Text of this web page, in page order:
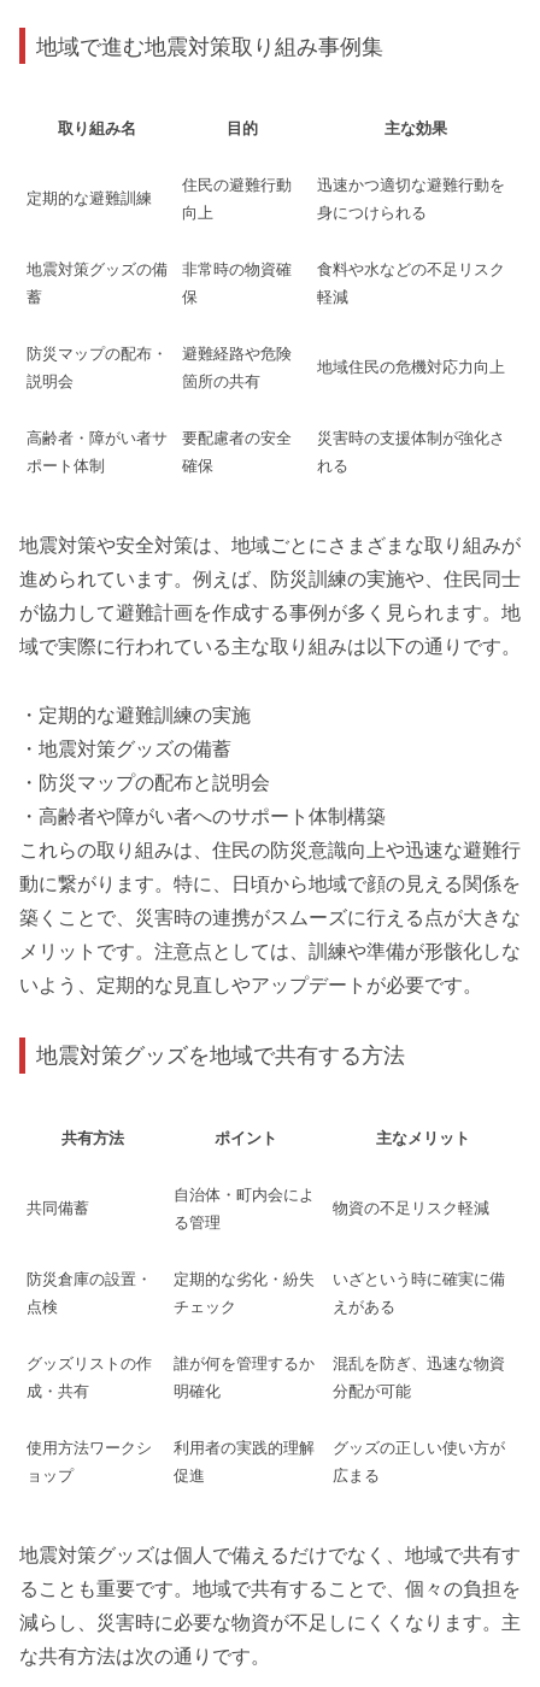
地域で進む地震対策取り組み事例集
取り組み名 目的 主な効果
定期的な避難訓練
住民の避難行動
向上
迅速かつ適切な避難行動を
身につけられる
地震対策グッズの備
蓄
非常時の物資確
保
食料や水などの不足リスク
軽減
防災マップの配布・
説明会
避難経路や危険
箇所の共有
地域住民の危機対応力向上
高齢者・障がい者サ
ポート体制
要配慮者の安全
確保
災害時の支援体制が強化さ
れる
地震対策や安全対策は、地域ごとにさまざまな取り組みが
進められています。例えば、防災訓練の実施や、住民同士
が協力して避難計画を作成する事例が多く見られます。地
域で実際に行われている主な取り組みは以下の通りです。
・定期的な避難訓練の実施
・地震対策グッズの備蓄
・防災マップの配布と説明会
・高齢者や障がい者へのサポート体制構築
これらの取り組みは、住民の防災意識向上や迅速な避難行
動に繋がります。特に、日頃から地域で顔の見える関係を
築くことで、災害時の連携がスムーズに行える点が大きな
メリットです。注意点としては、訓練や準備が形骸化しな
いよう、定期的な見直しやアップデートが必要です。
地震対策グッズを地域で共有する方法
共有方法 ポイント 主なメリット
共同備蓄
自治体・町内会によ
る管理
物資の不足リスク軽減
防災倉庫の設置・
点検
定期的な劣化・紛失
チェック
いざという時に確実に備
えがある
グッズリストの作
成・共有
誰が何を管理するか
明確化
混乱を防ぎ、迅速な物資
分配が可能
使用方法ワークシ
ョップ
利用者の実践的理解
促進
グッズの正しい使い方が
広まる
地震対策グッズは個人で備えるだけでなく、地域で共有す
ることも重要です。地域で共有することで、個々の負担を
減らし、災害時に必要な物資が不足しにくくなります。主
な共有方法は次の通りです。